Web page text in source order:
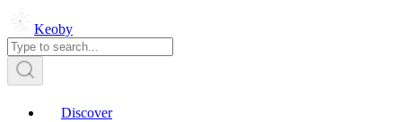
Keoby
Discover